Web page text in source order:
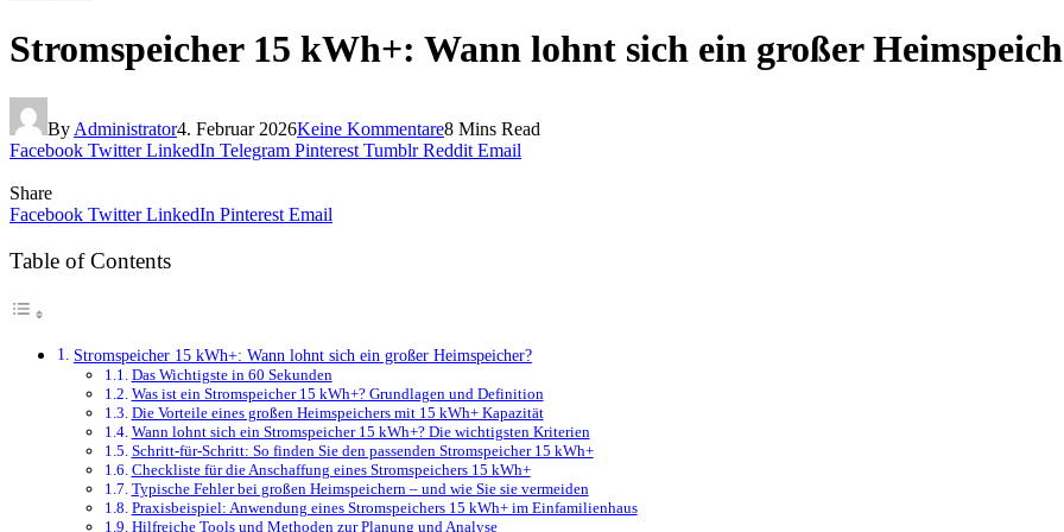
Stromspeicher 15 kWh+: Wann lohnt sich ein großer
By Administrator4. Februar 2026Keine Kommentare8 Mins Read
Facebook Twitter LinkedIn Telegram Pinterest Tumblr Reddit Email
Share
Facebook Twitter LinkedIn Pinterest Email
Table of Contents
Stromspeicher 15 kWh+: Wann lohnt sich ein großer Heimspeicher?
Das Wichtigste in 60 Sekunden
Was ist ein Stromspeicher 15 kWh+? Grundlagen und Definition
Die Vorteile eines großen Heimspeichers mit 15 kWh+ Kapazität
Wann lohnt sich ein Stromspeicher 15 kWh+? Die wichtigsten Kriterien
Schritt-für-Schritt: So finden Sie den passenden Stromspeicher 15 kWh+
Checkliste für die Anschaffung eines Stromspeichers 15 kWh+
Typische Fehler bei großen Heimspeichern – und wie Sie sie vermeiden
Praxisbeispiel: Anwendung eines Stromspeichers 15 kWh+ im Einfamilienhaus
Hilfreiche Tools und Methoden zur Planung und Analyse